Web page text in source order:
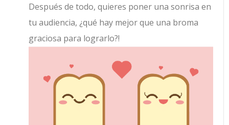
Después de todo, quieres poner una sonrisa en
tu audiencia, ¿qué hay mejor que una broma
graciosa para lograrlo?!